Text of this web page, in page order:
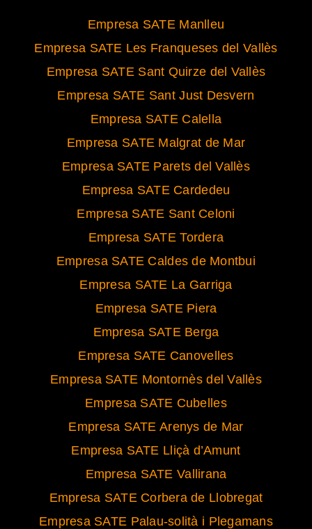
Empresa SATE Manlleu
Empresa SATE Les Franqueses del Vallès
Empresa SATE Sant Quirze del Vallès
Empresa SATE Sant Just Desvern
Empresa SATE Calella
Empresa SATE Malgrat de Mar
Empresa SATE Parets del Vallès
Empresa SATE Cardedeu
Empresa SATE Sant Celoni
Empresa SATE Tordera
Empresa SATE Caldes de Montbui
Empresa SATE La Garriga
Empresa SATE Piera
Empresa SATE Berga
Empresa SATE Canovelles
Empresa SATE Montornès del Vallès
Empresa SATE Cubelles
Empresa SATE Arenys de Mar
Empresa SATE Lliçà d’Amunt
Empresa SATE Vallirana
Empresa SATE Corbera de Llobregat
Empresa SATE Palau-solità i Plegamans